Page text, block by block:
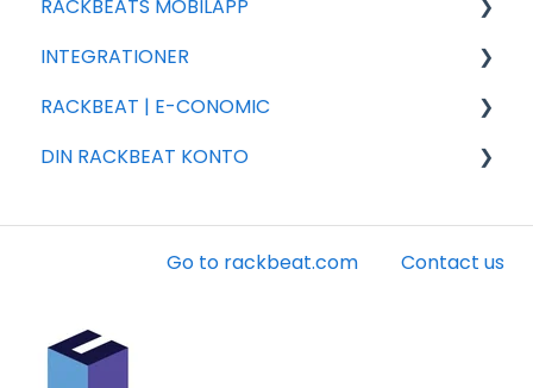
RACKBEATS MOBILAPP
Salg
INTEGRATIONER
Integrations partnere
Shopify
Shipmondo
Dinero
RACKBEAT | E-CONOMIC
Fejlsøgning
Ofte stillede spørgsmål
DIN RACKBEAT KONTO
Go to rackbeat.com Contact us